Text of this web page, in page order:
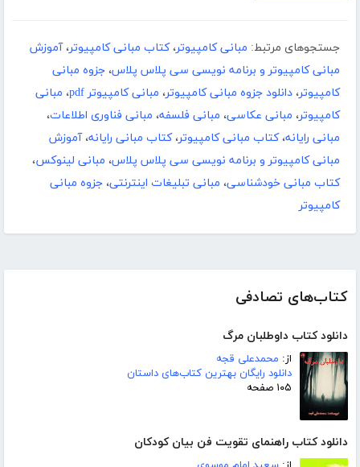
کتاب‌های تصادفی
دانلود کتاب داوطلبان مرگ
از: محمدعلی قجه
دانلود رایگان بهترین کتاب‌های داستان
۱۰۵ صفحه
دانلود کتاب راهنمای تقویت فن بیان کودکان
جستجوهای مرتبط: مبانی کامپیوتر،کتاب مبانی کامپیوتر،آموزش
مبانی کامپیوتر و برنامه نویسی سی پلاس پلاس، جزوه مبانی
کامپیوتر، دانلود جزوه مبانی کامپیوتر، مبانی کامپیوتر pdf ، مبانی
کامپیوتر، مبانی عکاسی، مبانی فلسفه، مبانی فناوری اطلاعات،
مبانی رایانه،کتاب مبانی کامپیوتر،کتاب مبانی رایانه،آموزش
مبانی کامپیوتر و برنامه نویسی سی پلاس پلاس، مبانی لینوکس،
کتاب مبانی خودشناسی، مبانی تبلیغات اینترنتی، جزوه مبانی
کامپیوتر